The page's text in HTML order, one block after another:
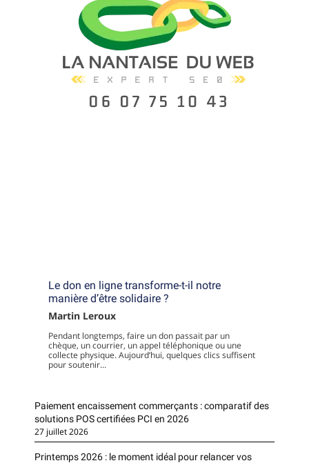
Le don en ligne transforme-t-il notre
manière d’être solidaire ?
Martin Leroux
Pendant longtemps, faire un don passait par un
chèque, un courrier, un appel téléphonique ou une
collecte physique. Aujourd’hui, quelques clics suffisent
pour soutenir...
Paiement encaissement commerçants : comparatif des
solutions POS certifiées PCI en 2026
27 juillet 2026
Printemps 2026 : le moment idéal pour relancer vos